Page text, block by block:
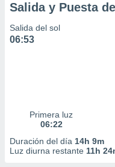
Salida y Puesta
Salida del sol
06:53
Primera luz
06:22
Duración del día 14h 9m
Luz diurna restante 11h